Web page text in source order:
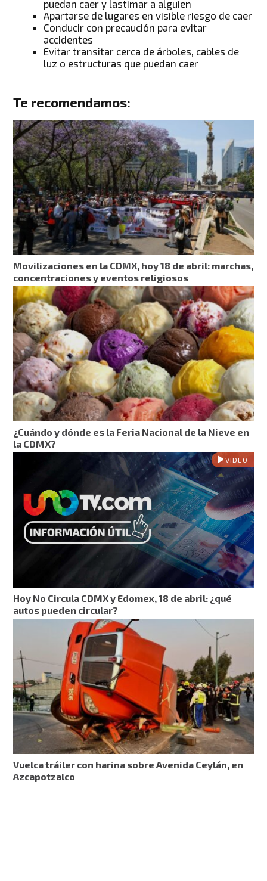
puedan caer y lastimar a alguien
Apartarse de lugares en visible riesgo de caer
Conducir con precaución para evitar
accidentes
Evitar transitar cerca de árboles, cables de
luz o estructuras que puedan caer
Te recomendamos:
Movilizaciones en la CDMX, hoy 18 de abril: marchas,
concentraciones y eventos religiosos
¿Cuándo y dónde es la Feria Nacional de la Nieve en
la CDMX?
VIDEO
Hoy No Circula CDMX y Edomex, 18 de abril: ¿qué
autos pueden circular?
Vuelca tráiler con harina sobre Avenida Ceylán, en
Azcapotzalco